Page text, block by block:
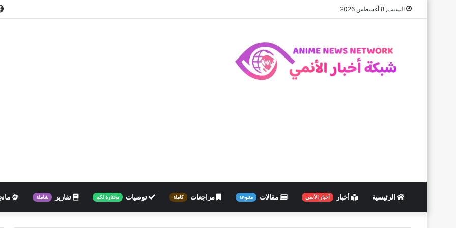
السبت, 8 أغسطس 2026
الرئيسية أخبار أخبار الأنمي مقالات متنوعة مراجعات كاملة توصيات مختارة لكم تقارير شاملة